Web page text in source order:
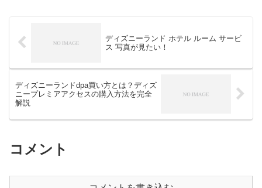
ディズニーランド ホテル ルーム サービ
ス 写真が見たい！
ディズニーランドdpa買い方とは？ディズ
ニープレミアアクセスの購入方法を完全
解説
コメント